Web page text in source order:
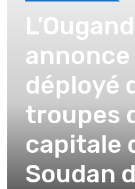
déployé
troupes
capitale
Soudan